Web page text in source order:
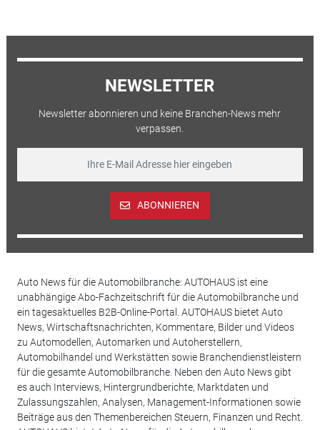
NEWSLETTER
Newsletter abonnieren und keine Branchen-News mehr
verpassen.
ABONNIEREN
Auto News für die Automobilbranche: AUTOHAUS ist eine
unabhängige Abo-Fachzeitschrift für die Automobilbranche und
ein tagesaktuelles B2B-Online-Portal. AUTOHAUS bietet Auto
News, Wirtschaftsnachrichten, Kommentare, Bilder und Videos
zu Automodellen, Automarken und Autoherstellern,
Automobilhandel und Werkstätten sowie Branchendienstleistern
für die gesamte Automobilbranche. Neben den Auto News gibt
es auch Interviews, Hintergrundberichte, Marktdaten und
Zulassungszahlen, Analysen, Management-Informationen sowie
Beiträge aus den Themenbereichen Steuern, Finanzen und Recht.